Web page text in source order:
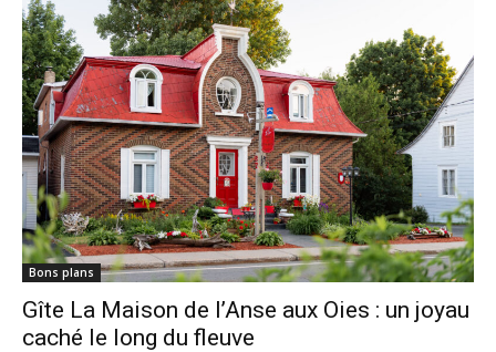
Bons plans
Gîte La Maison de l’Anse aux Oies : un joyau
caché le long du fleuve